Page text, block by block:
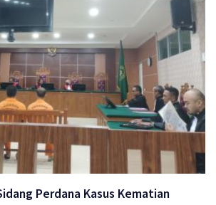
Perdana Kasus Kematian